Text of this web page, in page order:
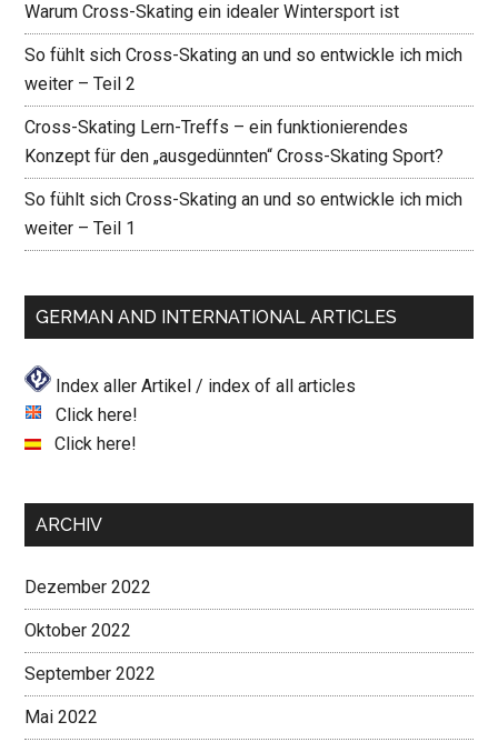
Warum Cross-Skating ein idealer Wintersport ist
So fühlt sich Cross-Skating an und so entwickle ich mich
weiter – Teil 2
Cross-Skating Lern-Treffs – ein funktionierendes
Konzept für den „ausgedünnten“ Cross-Skating Sport?
So fühlt sich Cross-Skating an und so entwickle ich mich
weiter – Teil 1
GERMAN AND INTERNATIONAL ARTICLES
Index aller Artikel / index of all articles
Click here!
Click here!
ARCHIV
Dezember 2022
Oktober 2022
September 2022
Mai 2022